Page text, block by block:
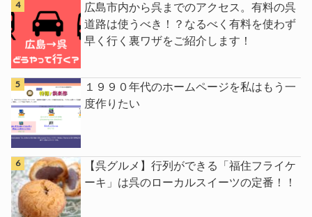
広島市内から呉までのアクセス。有料の呉
道路は使うべき！？なるべく有料を使わず
早く行く裏ワザをご紹介します！
１９９０年代のホームページを私はもう一
度作りたい
【呉グルメ】行列ができる「福住フライケ
ーキ」は呉のローカルスイーツの定番！！